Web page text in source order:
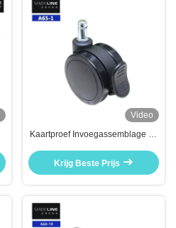
Video
Kaartproef Invoegassemblage 65
gemakkelijke mobiliteit en
duurzame wielen
Krijg Beste Prijs